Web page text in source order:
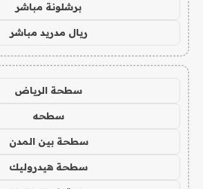
برشلونة مباشر
ريال مدريد مباشر
سطحة الرياض
سطحه
سطحة بين المدن
سطحة هيدروليك